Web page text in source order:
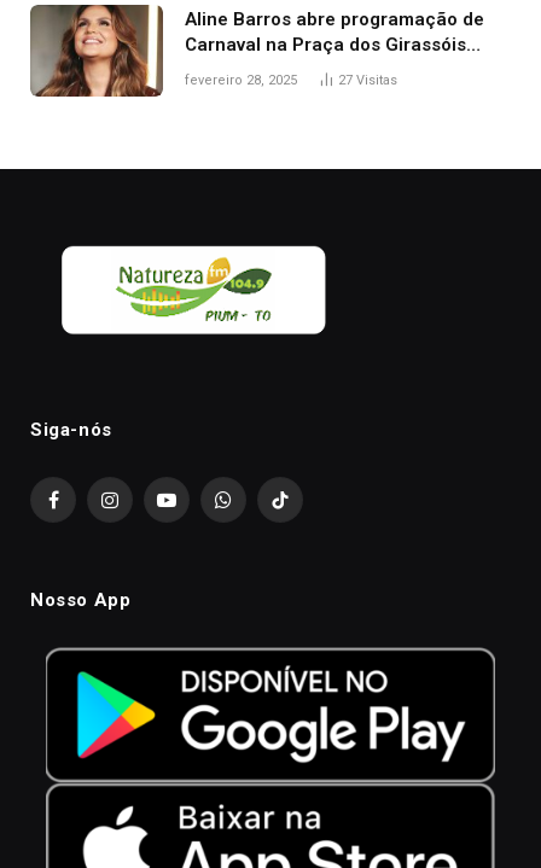
Aline Barros abre programação de
Carnaval na Praça dos Girassóis
nesta sexta-feira, em Palmas
fevereiro 28, 2025 27 Visitas
Siga-nós
FacebookInstagramYouTubeWhatsAppTikTok
Nosso App